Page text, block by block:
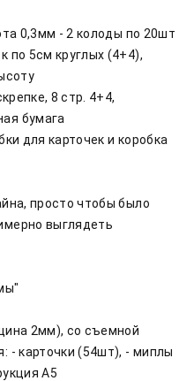
0,3мм - 2 колоды по 20шт
по 5см круглых (4+4),
8 стр. 4+4,
бумага
для карточек и коробка
просто чтобы было
выглядеть
2мм), со съемной
- карточки (54шт), - миплы
А5